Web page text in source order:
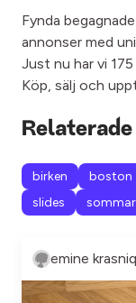
Fynda
annonser med
Just nu har vi
Köp, sälj och
birken boston
slides
sommar
emine